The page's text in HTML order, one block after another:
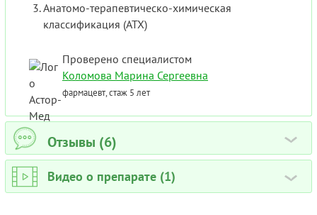
Анатомо-терапевтическо-химическая
классификация (ATX)
Проверено специалистом
Коломова Марина Сергеевна
фармацевт, стаж 5 лет
Отзывы (6) ›
Видео о препарате (1) ›